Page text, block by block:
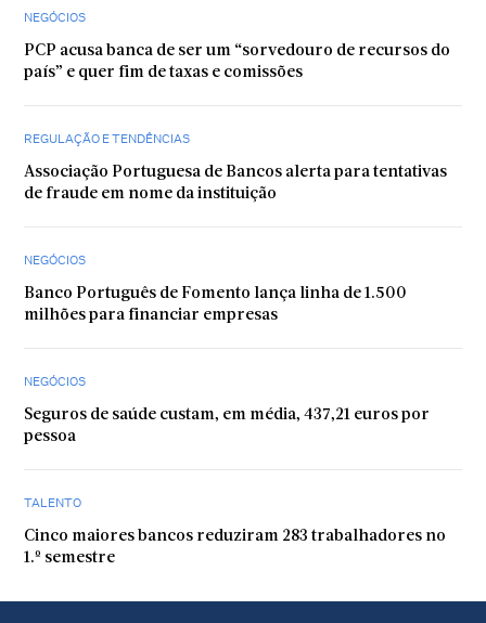
NEGÓCIOS
PCP acusa banca de ser um “sorvedouro de recursos do
país” e quer fim de taxas e comissões
REGULAÇÃO E TENDÊNCIAS
Associação Portuguesa de Bancos alerta para tentativas
de fraude em nome da instituição
NEGÓCIOS
Banco Português de Fomento lança linha de 1.500
milhões para financiar empresas
NEGÓCIOS
Seguros de saúde custam, em média, 437,21 euros por
pessoa
TALENTO
Cinco maiores bancos reduziram 283 trabalhadores no
1.º semestre